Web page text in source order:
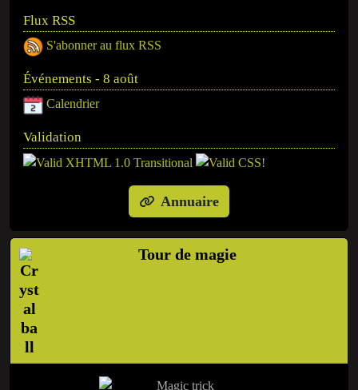
Flux RSS
S'abonner au flux RSS
Événements - 8 août
Calendrier
Validation
Annuaire
Tour de magie